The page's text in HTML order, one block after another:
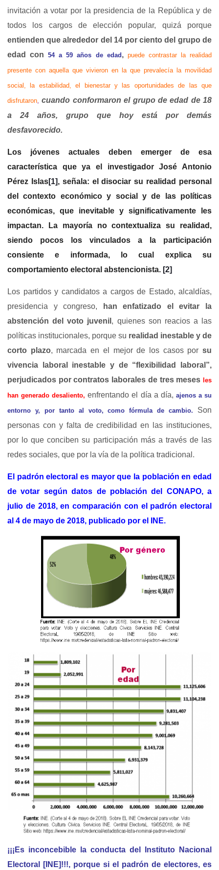
invitación a votar por la presidencia de la República y de
todos los cargos de elección popular, quizá porque
entienden que alrededor del 14 por ciento del grupo de
edad con54 a 59 años de edad, puede contrastar la realidad
presente con aquella que vivieron en la que prevalecía la movilidad
social, la estabilidad, el bienestar y las oportunidades de las que
disfrutaron
cuando conformaron el grupo de edad de 18
a 24 años, grupo que hoy está por demás
desfavorecido.
Los jóvenes actuales deben emerger de esa
característica que ya el investigador José Antonio
Pérez Islas[1], señala: eldisociar su realidad personal
del contexto económico y social y de las políticas
económicas, que inevitable y significativamente les
impactan. La mayoría no contextualiza su realidad,
siendo pocos los vinculados a la participación
consiente e informada, lo cual explica su
comportamiento electoral abstencionista. [2]
Los partidos y candidatos a cargos de Estado, alcaldías,
presidencia y congreso,
han enfatizado el evitar la
abstención del voto juvenil , quienes son reacios a las
políticas institucionales, porque su realidad inestable y de
corto plazo, marcada en el mejor de los casos porsu
vivencia laboral inestable y de “flexibilidad laboral”,
perjudicados por contratos laborales de tres meses les
han generado desaliento, enfrentando el día a día, ajenos a su
entorno y, por tanto al voto, como fórmula de cambio.
Son
personas con y falta de credibilidad en las instituciones,
por lo que conciben su participación más a través de las
redes sociales, que por la vía de la política tradicional.
El padrón electoral es mayor que la población en edad
de votar según datos de población del CONAPO, a
julio de 2018, en comparación con el padrón electoral
al 4 de mayo de 2018, publicado por el INE.
¡¡¡Es inconcebible la conducta del Instituto Nacional
Electoral [INE]!!!, porque si el padrón de electores, es